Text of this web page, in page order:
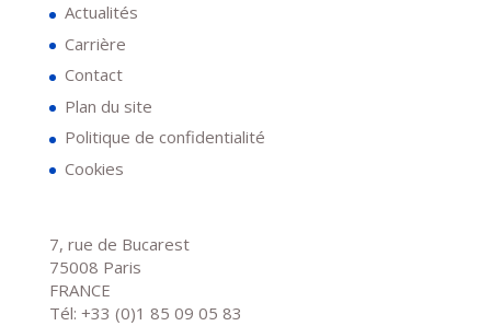
Actualités
Carrière
Contact
Plan du site
Politique de confidentialité
Cookies
7, rue de Bucarest
75008 Paris
FRANCE
Tél: +33 (0)1 85 09 05 83